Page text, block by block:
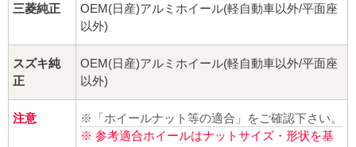
ロング袋ナット
ショート袋ナット
三菱純正
OEM(日産)アルミホイール(軽自動車以外/平面座
以外)
スズキ純
正
OEM(日産)アルミホイール(軽自動車以外/平面座
以外)
注意
※「ホイールナット等の適合」をご確認下さい。
※ 参考適合ホイールはナットサイズ・形状を基